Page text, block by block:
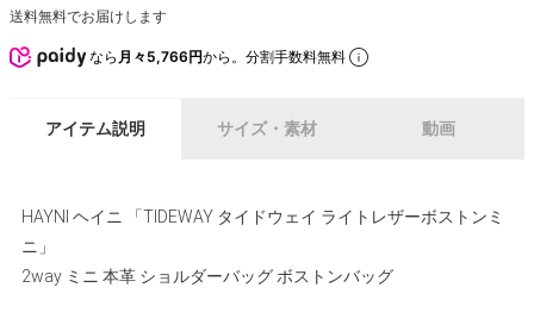
送料無料でお届けします
なら 月々5,766円から。分割手数料無料
アイテム説明 サイズ・素材 動画
HAYNI ヘイニ 「TIDEWAY タイドウェイ ライトレザーボストンミ
ニ」
2way ミニ 本革 ショルダーバッグ ボストンバッグ